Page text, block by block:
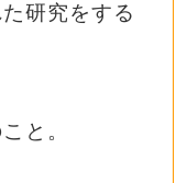
研究をする
と。